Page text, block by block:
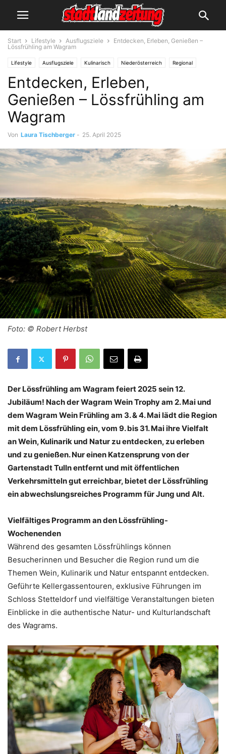
Start Lifestyle Ausflugsziele
Entdecken, Erleben, Genießen –
Lössfrühling am Wagram
Lifestyle Ausflugsziele Kulinarisch Niederösterreich Regional
Waldviertel
Entdecken, Erleben,
Genießen – Lössfrühling am
Wagram
Von Laura Tischberger - 25. April 2025
Foto: © Robert Herbst
Der Lössfrühling am Wagram feiert 2025 sein 12.
Jubiläum! Nach der Wagram Wein Trophy am 2. Mai und
dem Wagram Wein Frühling am 3. & 4. Mai lädt die Region
mit dem Lössfrühling ein, vom 9. bis 31. Mai ihre Vielfalt
an Wein, Kulinarik und Natur zu entdecken, zu erleben
und zu genießen. Nur einen Katzensprung von der
Gartenstadt Tulln entfernt und mit öffentlichen
Verkehrsmitteln gut erreichbar, bietet der Lössfrühling
ein abwechslungsreiches Programm für Jung und Alt.
Vielfältiges Programm an den Lössfrühling-
Wochenenden
Während des gesamten Lössfrühlings können
Besucherinnen und Besucher die Region rund um die
Themen Wein, Kulinarik und Natur entspannt entdecken.
Geführte Kellergassentouren, exklusive Führungen im
Schloss Stetteldorf und vielfältige Veranstaltungen bieten
Einblicke in die authentische Natur- und Kulturlandschaft
des Wagrams.